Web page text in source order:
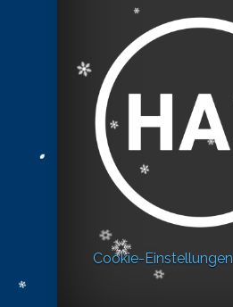
Cookie-Einstellungen